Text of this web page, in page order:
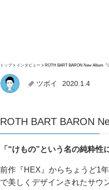
トップ インタビュー ROTH BART BARON New Album
ツボイ 2020.1.4
ROTH BART BARON
「“けもの”という名の純粋
前作『HEX』からちょうど1
で美しくデザインされたサウ